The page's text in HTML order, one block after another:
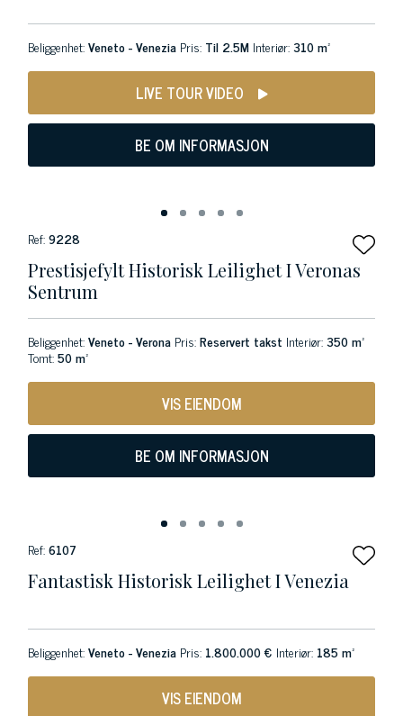
Beliggenhet:Veneto - Venezia Pris: Til 2.5M Interiør:310 m²
LIVE TOUR VIDEO
BE OM INFORMASJON
Ref:9228
Prestisjefylt Historisk Leilighet I Veronas
Sentrum
Beliggenhet:Veneto - Verona Pris:Reservert takst Interiør:350 m²
Tomt:50 m²
VIS EIENDOM
BE OM INFORMASJON
Ref:6107
Fantastisk Historisk Leilighet I Venezia
Beliggenhet:Veneto - Venezia Pris: 1.800.000 € Interiør: 185 m²
VIS EIENDOM